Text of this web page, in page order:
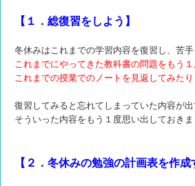
【１．総復習をしよう】
冬休みはこれまでの学習内容を復習し、苦
これまでにやってきた教科書の問題をもう１
これまでの授業でのノートを見返してみたり
復習してみると忘れてしまっていた内容が出
そういった内容をもう１度思い出しておきま
【２．冬休みの勉強の計画表を作成